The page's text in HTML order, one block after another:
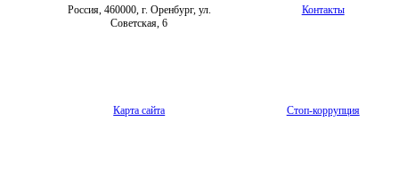
Россия, 460000, г. Оренбург, ул.
Советская, 6
Контакты
Карта сайта Стоп-коррупция